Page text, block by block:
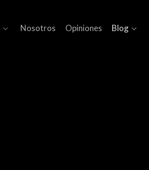
Nosotros Opiniones Blog